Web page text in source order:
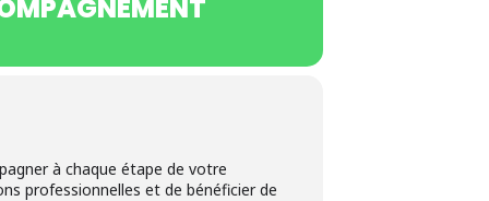
à chaque étape de votre
professionnelles et de bénéficier de